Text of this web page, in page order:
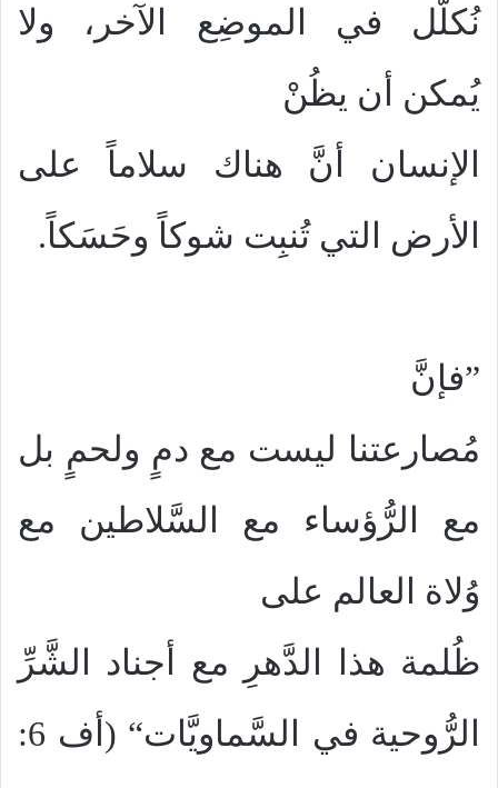
نُكلَّل في الموضِع الآخر، ولا
يُمكن أن يظُنْ
الإنسان أنَّ هناك سلاماً على
الأرض التي تُنبِت شوكاً وحَسَكاً.
”فإنَّ
مُصارعتنا ليست مع دمٍ ولحمٍ بل
مع الرُّؤساء مع السَّلاطين مع
وُلاة العالم على
ظُلمة هذا الدَّهرِ مع أجناد الشَّرِّ
الرُّوحية في السَّماويَّات“ (أف 6: